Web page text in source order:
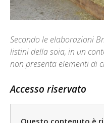
Secondo le elaborazioni
listini della soia, in un
non presenta elementi di
Accesso riservato
Questo contenuto è